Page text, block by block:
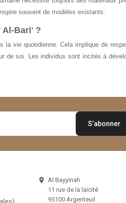
souvent de modèles existants.
Al-Bari' ?
la vie quotidienne. Cela implique de
de soi. Les individus sont incités à
 Al Bayyinah
11 rue de la laïcité
95100 Argenteuil